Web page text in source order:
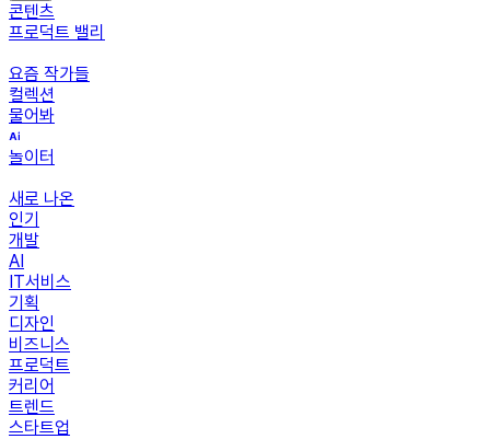
콘텐츠
프로덕트 밸리
요즘 작가들
컬렉션
물어봐
놀이터
새로 나온
인기
개발
AI
IT서비스
기획
디자인
비즈니스
프로덕트
커리어
트렌드
스타트업